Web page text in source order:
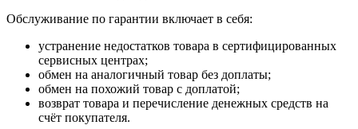
Обслуживание по гарантии включает в себя:
устранение недостатков товара в сертифицированных
сервисных центрах;
обмен на аналогичный товар без доплаты;
обмен на похожий товар с доплатой;
возврат товара и перечисление денежных средств на
счёт покупателя.